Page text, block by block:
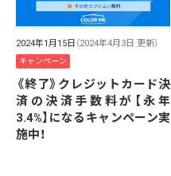
2024年1月15日 （2024年4月3日 更新）
キャンペーン
《終了》クレジットカード決
済の決済手数料が【永年
3.4%】になるキャンペーン実
施中！